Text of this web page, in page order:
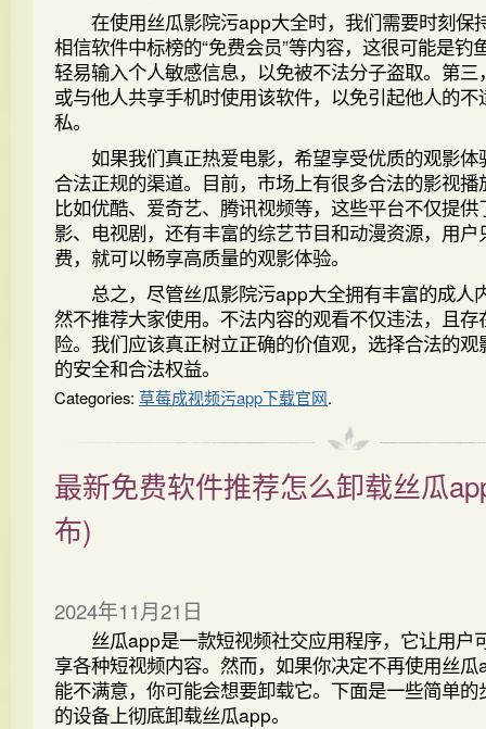
在使用丝瓜影院污app大全时，我们需要时刻保
相信软件中标榜的“免费会员”等内容，这很可能是钓
轻易输入个人敏感信息，以免被不法分子盗取。第
或与他人共享手机时使用该软件，以免引起他人的
私。
如果我们真正热爱电影，希望享受优质的观影体
合法正规的渠道。目前，市场上有很多合法的影视
比如优酷、爱奇艺、腾讯视频等，这些平台不仅提
影、电视剧，还有丰富的综艺节目和动漫资源，用
费，就可以畅享高质量的观影体验。
总之，尽管丝瓜影院污app大全拥有丰富的成人
然不推荐大家使用。不法内容的观看不仅违法，且存
险。我们应该真正树立正确的价值观，选择合法的
的安全和合法权益。
Categories: 草莓成视频污app下载官网.
最新免费软件推荐怎么卸载丝瓜
布)
2024年11月21日
丝瓜app是一款短视频社交应用程序，它让用户
享各种短视频内容。然而，如果你决定不再使用丝
能不满意，你可能会想要卸载它。下面是一些简单
的设备上彻底卸载丝瓜app。